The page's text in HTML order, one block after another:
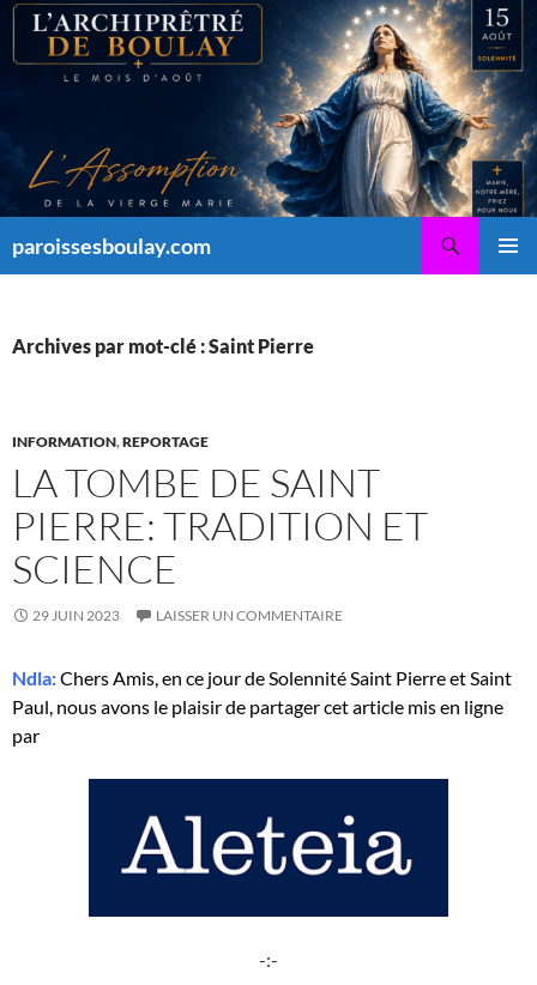
Aller
contenu
paroissesboulay.com
Archives par mot-clé : Saint Pierre
INFORMATION,REPORTAGE
LA TOMBE DE SAINT
PIERRE: TRADITION ET
SCIENCE
29 JUIN 2023 LAISSER UN COMMENTAIRE
Ndla:Chers Amis, en ce jour de Solennité Saint Pierre et Saint
Paul, nous avons le plaisir de partager cet article mis en ligne
par
-:-